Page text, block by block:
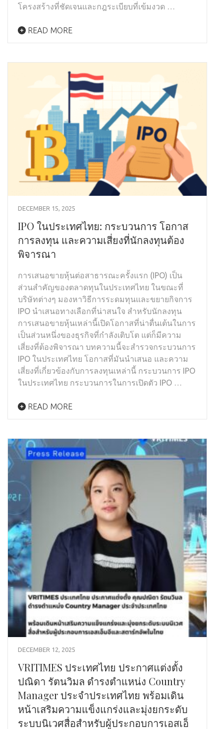
โครงสร้างที่ชัดเจนและกฎระเบียบที่เข้มงวด …
READ MORE
DECEMBER 15, 2025
IPO ในประเทศไทย: กระบวนการ โอกาส
การลงทุน และความเสี่ยงที่นักลงทุนต้อง
พิจารณา
การเสนอขายหุ้นต่อสาธารณะครั้งแรก (IPO) เป็น
ส่วนสำคัญของตลาดทุนในประเทศไทย ในขณะที่
บริษัทต่างๆ มองหาวิธีการระดมทุนและขยายกิจการ
IPO นำเสนอทางเลือกที่น่าสนใจ สำหรับนักลงทุน
การเสนอขายหุ้นเหล่านี้เปิดโอกาสที่น่าตื่นเต้นในการ
เป็นส่วนหนึ่งของธุรกิจที่กำลังเติบโต แต่ก็มีความ
เสี่ยงที่ต้องพิจารณา บทความนี้จะสำรวจกระบวนการ
IPO ในประเทศไทย โอกาสที่มันนำเสนอ และความ
เสี่ยงที่เกี่ยวข้องกับการลงทุนเหล่านี้ กระบวนการ IPO
ในประเทศไทย กระบวนการในการเปิดตัว IPO …
READ MORE
DECEMBER 12, 2025
VRITIMES ประเทศไทย ประกาศแต่งตั้ง
ปณิดา รัตนวิมล ดำรงตำแหน่ง Country
Manager ประจำประเทศไทย พร้อมเดิน
หน้าเสริมความแข็งแกร่งและมุ่งยกระดับ
ระบบนิเวศสื่อสำหรับผู้ประกอบการเอสเอ็